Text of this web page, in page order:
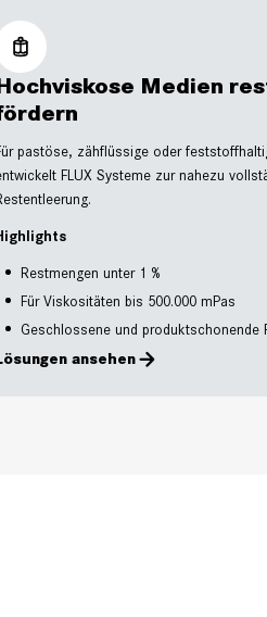
Medien
pastöse, zähflüssige oder
FLUX Systeme zur nahezu
Restmengen unter 1 %
Für Viskositäten bis 500.000 mPas
Geschlossene und produktschonende
ansehen